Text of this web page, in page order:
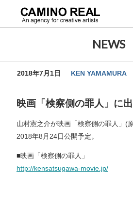
NEWS
2018年7月1日 KEN YAMAMURA
映画「検察側の罪人」に
山村憲之介が映画「検察側の罪人」(
2018年8月24日公開予定。
■映画「検察側の罪人」
http://kensatsugawa-movie.jp/